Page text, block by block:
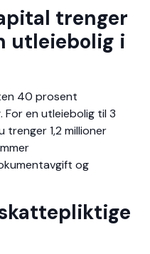
trenger
utleiebolig i
40 prosent
en utleiebolig til 3
1,2 millioner
og